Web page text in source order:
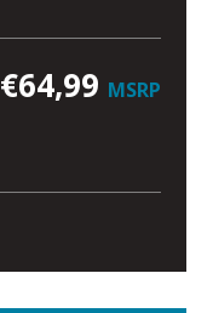
€64,99 MSRP